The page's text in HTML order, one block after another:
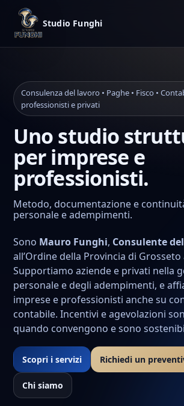
Studio Funghi
Consulenza del lavoro • Paghe • Fisco •
professionisti e privati
Uno studio
per imprese e
professionisti.
Metodo, documentazione e
personale e adempimenti.
Sono Mauro Funghi, Consulente
all’Ordine della Provincia di Grosseto
Supportiamo aziende e privati nella
personale e degli adempimenti, e
imprese e professionisti anche su
contabile. Incentivi e agevolazioni
quando convengono e sono
Scopri i servizi Richiedi un
Chi siamo